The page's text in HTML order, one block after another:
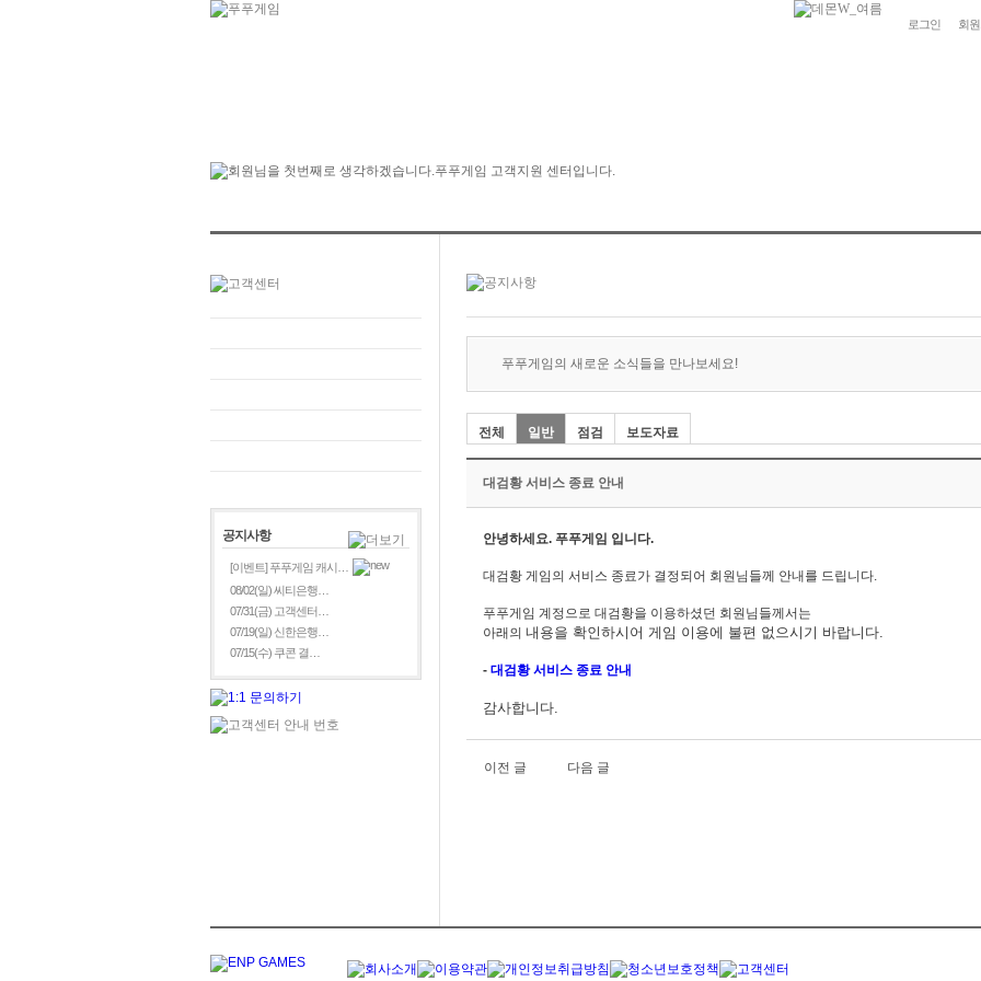
로그인 회
공지사항
[이벤트] 푸푸게임 캐시…
08/02(일) 씨티은행…
07/31(금) 고객센터…
07/19(일) 신한은행…
07/15(수) 쿠콘 결…
푸푸게임의 새로운 소식들을 만나보세요!
전체 일반 점검 보도자료
대검황 서비스 종료 안내
안녕하세요. 푸푸게임 입니다.
대검황 게임의 서비스 종료가 결정되어 회원님들께 안내를 드립니다.
푸푸게임 계정으로 대검황을 이용하셨던 회원님들께서는
아래의 내용을 확인하시어 게임 이용에 불편 없으시기 바랍니다.
- 대검황 서비스 종료 안내
감사합니다.
이전 글 다음 글